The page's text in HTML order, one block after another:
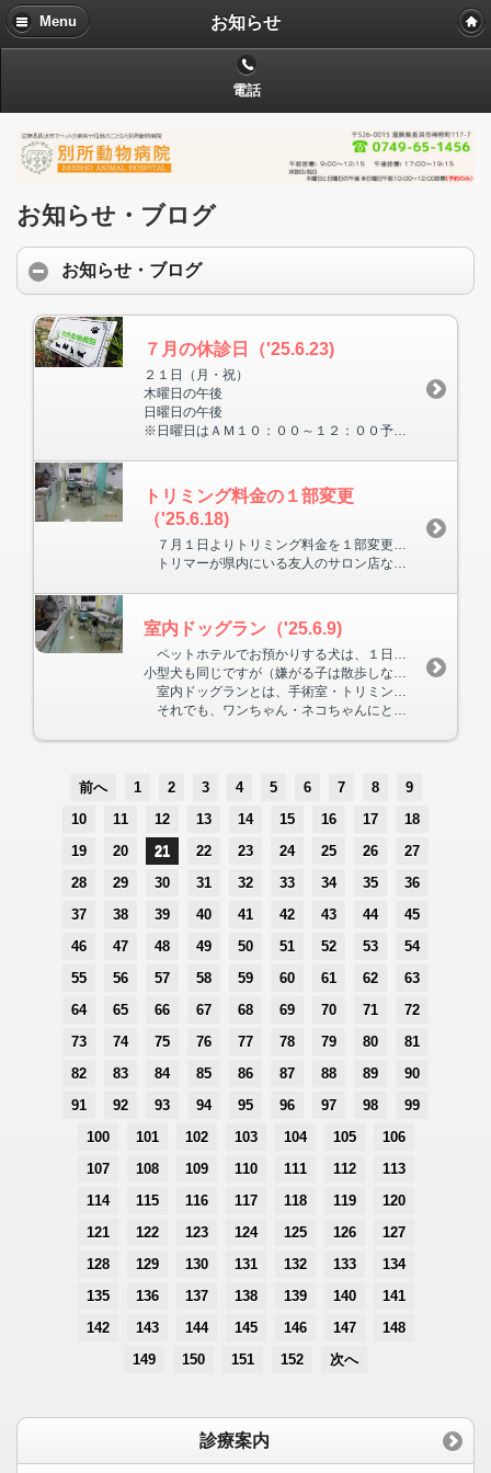
Menu お知らせ
電話
お知らせ・ブログ
お知らせ・ブログ
７月の休診日（'25.6.23)
２１日（月・祝）
木曜日の午後
日曜日の午後
※日曜日はＡＭ１０：００～１２：００予約のみとなります。
トリミング料金の１部変更
（'25.6.18)
トリマーが県内にいる友人のサロン店などを参考に、適正価格を決めました。料金はＴＥＬにてお問い合わせ下さい。
室内ドッグラン（'25.6.9)
小型犬も同じですが（嫌がる子は散歩しない）、室内ドッグランでも遊ばせます。長期お預かりの猫も、本人が出たがれば、室内ドッグランに出します。
室内ドッグランとは、手術室・トリミング室を除いた全ての院内です。ストレスで食欲を失くしたり、下痢をしたりすることもありますので、犬同士で遊ばせたり、運動させて社会性をつけ、ストレスを少なくするようにしています。排尿等の処理が大変ですが・・・・。
それでも、ワンちゃん・ネコちゃんにとっては、自分の家が一番安心できる場所ですから、できるだけ自宅においてあげて下さい。
前へ 1 2 3 4 5 6 7 8
9
10
11 12 13 14 15 16 17
18
19
20 21 22 23 24 25 26
27
28
29 30 31 32 33 34 35
36
37
38 39 40 41 42 43 44
45
46
47 48 49 50 51 52 53
54
55
56 57 58 59 60 61 62
63
64
65 66 67 68 69 70 71
72
73
74 75 76 77 78 79 80
81
82
83 84 85 86 87 88 89
90
91
92 93 94 95 96 97 98
99
100
101 102 103 104 105
106
107
108 109 110 111 112
113
114
115 116 117 118 119
120
121
122 123 124 125 126
127
128
129 130 131 132 133
134
135
136 137 138 139 140
141
142
143 144 145 146 147
148
149
150 151 152 次へ
診療案内